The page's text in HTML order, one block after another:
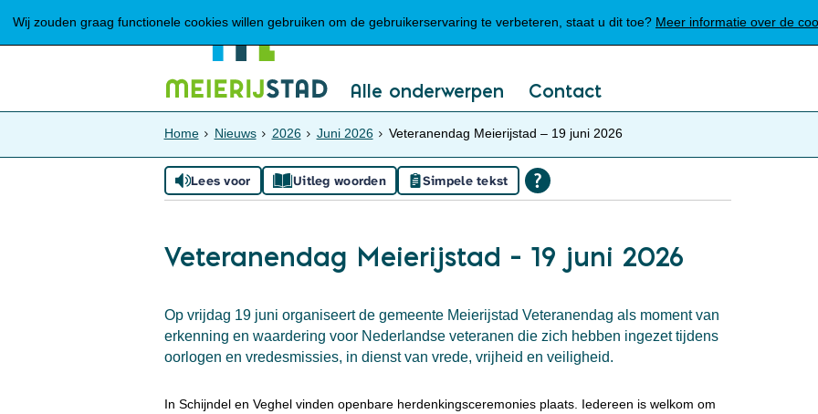
Wij zouden graag functionele cookies willen gebruiken om de gebruikerservaring te verbeteren, staat u dit toe? Meer informatie over de
Mijn Meierijstad
Alle onderwerpen Contact
Home Nieuws 2026 Juni 2026 Veteranendag Meierijstad – 19 juni 2026
Lees voor Uitleg woorden Simpele tekst
Veteranendag Meierijstad – 19 juni 2026
Op vrijdag 19 juni organiseert de gemeente Meierijstad Veteranendag als moment van
erkenning en waardering voor Nederlandse veteranen die zich hebben ingezet tijdens
oorlogen en vredesmissies, in dienst van vrede, vrijheid en veiligheid.
In Schijndel en Veghel vinden openbare herdenkingsceremonies plaats. Iedereen is welkom om